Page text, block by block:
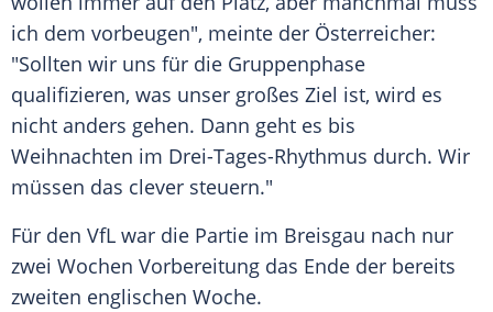
ich dem vorbeugen", meinte der Österreicher:
"Sollten wir uns für die Gruppenphase
qualifizieren, was unser großes Ziel ist, wird es
nicht anders gehen. Dann geht es bis
Weihnachten im Drei-Tages-Rhythmus durch. Wir
müssen das clever steuern."
Für den VfL war die Partie im Breisgau nach nur
zwei Wochen Vorbereitung das Ende der bereits
zweiten englischen Woche.